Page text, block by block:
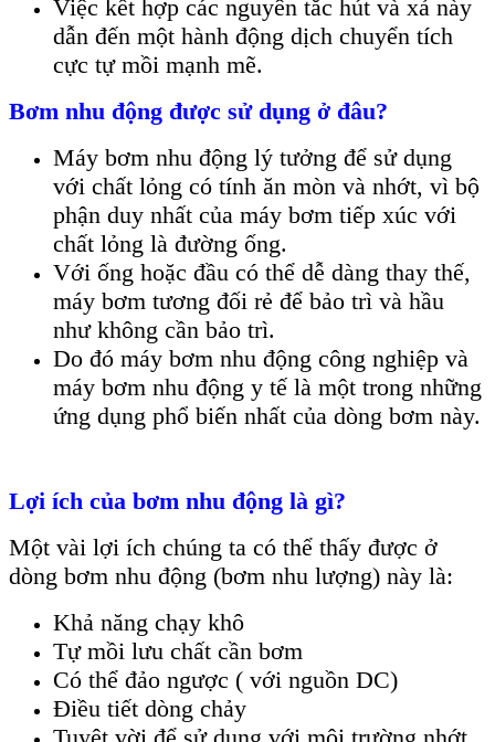
Việc kết hợp các nguyên tắc hút và xả này
dẫn đến một hành động dịch chuyển tích
cực tự mồi mạnh mẽ.
Bơm nhu động được sử dụng ở đâu?
Máy bơm nhu động lý tưởng để sử dụng
với chất lỏng có tính ăn mòn và nhớt, vì bộ
phận duy nhất của máy bơm tiếp xúc với
chất lỏng là đường ống.
Với ống hoặc đầu có thể dễ dàng thay thế,
máy bơm tương đối rẻ để bảo trì và hầu
như không cần bảo trì.
Do đó máy bơm nhu động công nghiệp và
máy bơm nhu động y tế là một trong những
ứng dụng phổ biến nhất của dòng bơm này.
Lợi ích của bơm nhu động là gì?
Một vài lợi ích chúng ta có thể thấy được ở
dòng bơm nhu động (bơm nhu lượng) này là:
Khả năng chạy khô
Tự mồi lưu chất cần bơm
Có thể đảo ngược ( với nguồn DC)
Điều tiết dòng chảy